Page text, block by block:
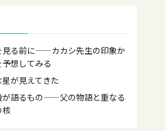
見る前に——カカシ先生の印象か
予想してみる
星が見えてきた
が語るもの——父の物語と重なる
核